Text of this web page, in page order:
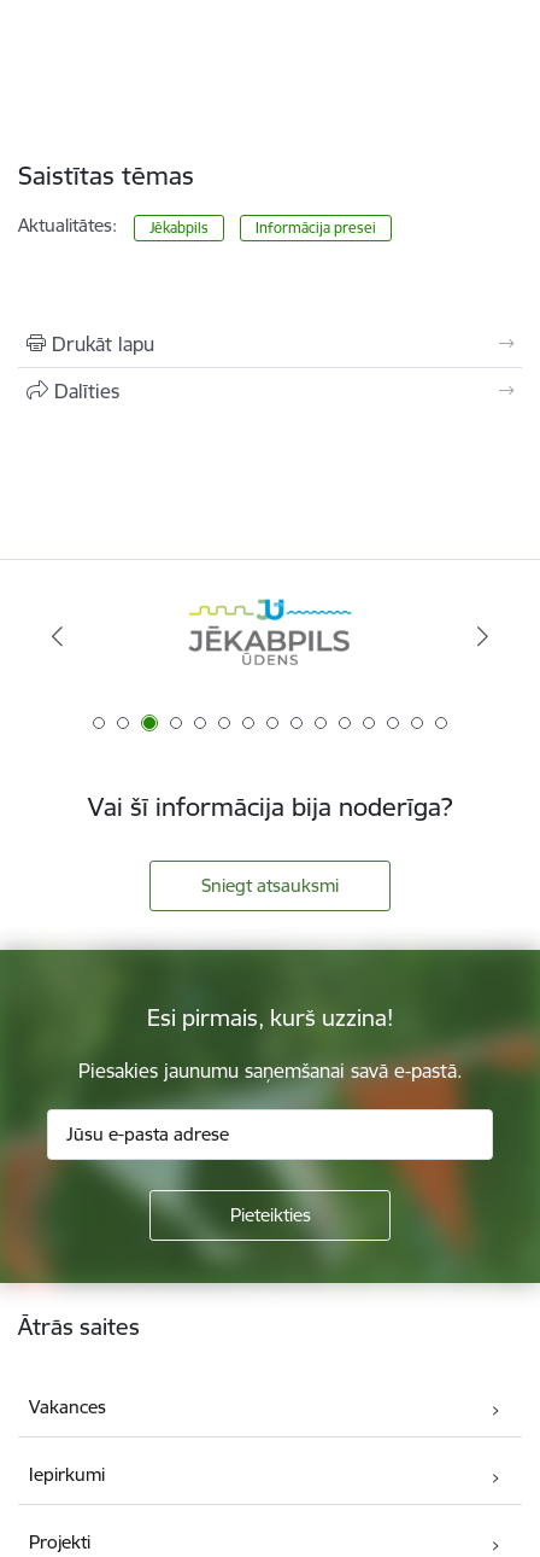
Saistītas tēmas
Aktualitātes: Jēkabpils Informācija presei
Drukāt lapu
Dalīties
Vai šī informācija bija noderīga?
Sniegt atsauksmi
Esi pirmais, kurš uzzina!
Piesakies jaunumu saņemšanai savā e-pastā.
Kājene
Ātrās saites
Vakances
Iepirkumi
Projekti